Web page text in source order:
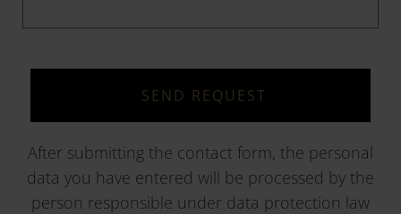
After submitting the contact form, the personal
data you have entered will be processed by the
person responsible under data protection law